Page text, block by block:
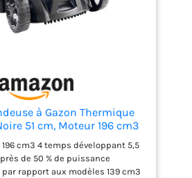
à Gazon Thermique
51 cm, Moteur 196 cm3
L, Coupe 4-en-1 Mulching,
- HYM20200SPX-EU
cm3 4 temps développant 5,5
près de 50 % de puissance
rapport aux modèles 139 cm3